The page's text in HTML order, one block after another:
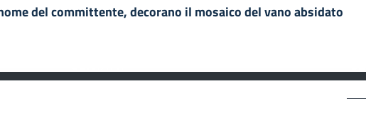
del committente, decorano il mosaico del vano absidato
siti